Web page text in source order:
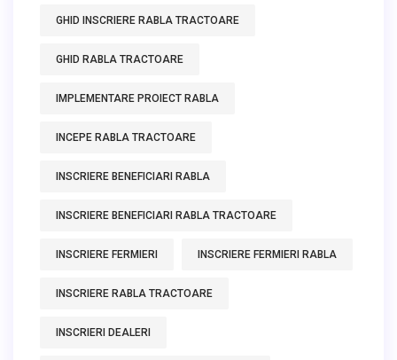
GHID INSCRIERE RABLA TRACTOARE
GHID RABLA TRACTOARE
IMPLEMENTARE PROIECT RABLA
INCEPE RABLA TRACTOARE
INSCRIERE BENEFICIARI RABLA
INSCRIERE BENEFICIARI RABLA TRACTOARE
INSCRIERE FERMIERI INSCRIERE FERMIERI RABLA
INSCRIERE RABLA TRACTOARE
INSCRIERI DEALERI